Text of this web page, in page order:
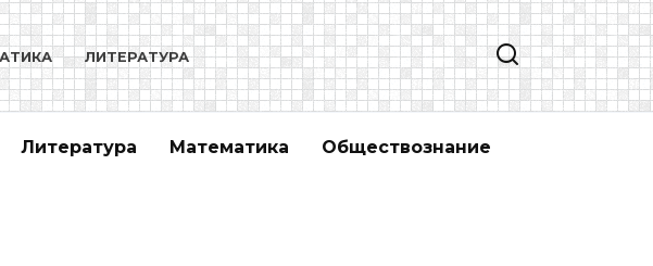
ЛИТЕРАТУРА
Литература Математика Обществознание